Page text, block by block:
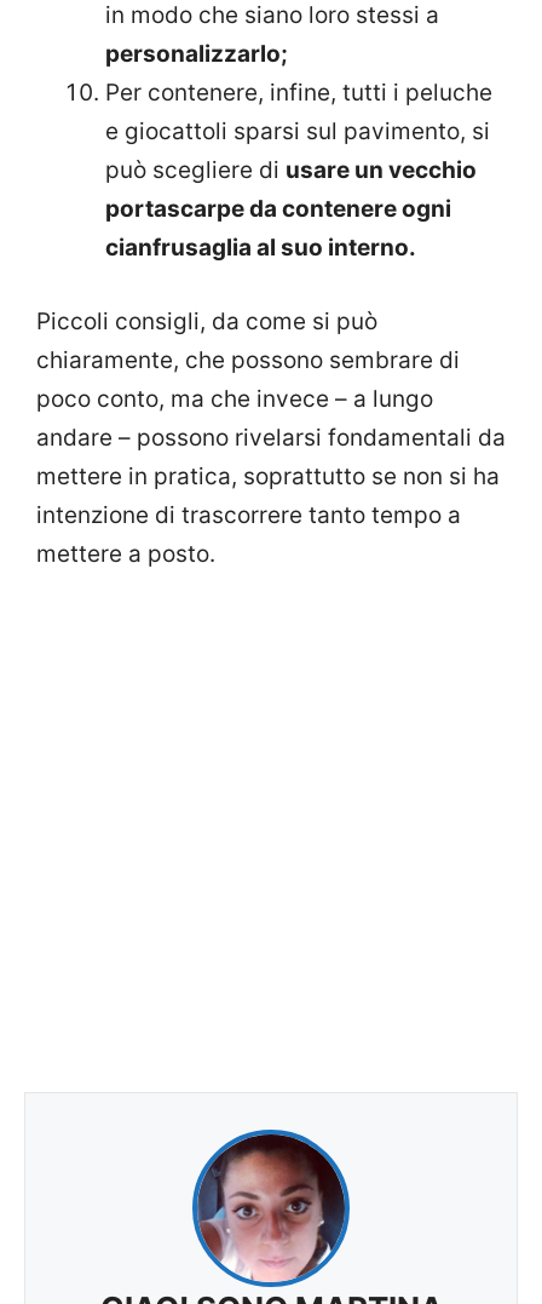
in modo che siano loro stessi a
personalizzarlo;
Per contenere, infine, tutti i peluche
e giocattoli sparsi sul pavimento, si
può scegliere di usare un vecchio
portascarpe da contenere ogni
cianfrusaglia al suo interno.
Piccoli consigli, da come si può
chiaramente, che possono sembrare di
poco conto, ma che invece – a lungo
andare – possono rivelarsi fondamentali da
mettere in pratica, soprattutto se non si ha
intenzione di trascorrere tanto tempo a
mettere a posto.